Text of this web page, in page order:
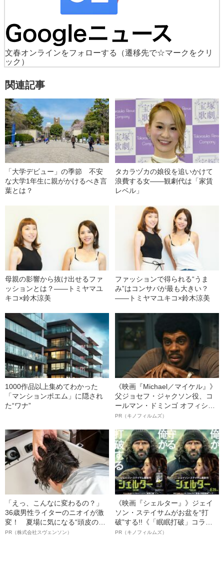
文春オンラインをフォローする
（遷移先で☆マークをクリ
ック）
関連記事
「大学デビュー」の季節 不安
な大学1年生に親がかけるべき言
葉とは？
タカラヅカの娘役を追いかけて
浪費する女――観劇代は「家賃
レベル」
母親の影響から抜け出せるファ
ッションとは？――トミヤマユ
キコ×鈴木涼美
ファッションで得られる“うま
み”はコンサバが最も大きい？
――トミヤマユキコ×鈴木涼美
1000作品以上集めてわかった
「マンションポエム」に隠され
た“ワナ”
《映画『Michael／マイケル』》
父ジョセフ・ジャクソン役、コ
ールマン・ドミンゴ オフィシャ
ルインタビュー“観客を魅了した
語る”《日本興収70億円突破》
PR（キノフィルムズ）
「えっ、こんなに変わるの？」
36歳男性ライターのニオイが激
変！ 夏場に気になる“頭皮のニ
オイ”や“ベタつき”を解消す
PR（株式会社スヴェンソン）
《映画『シェルター』》ジェイ
ソン・ステイサムがお盆を“打
破”する!!《「眠眠打破」コラ
ボ》
PR（キノフィルムズ）